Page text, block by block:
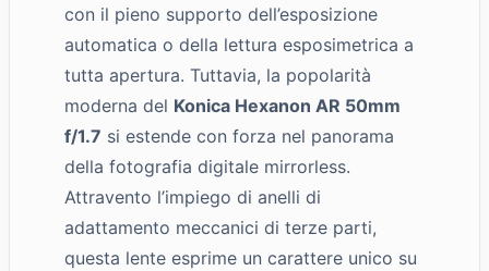
con il pieno supporto dell’esposizione
automatica o della lettura esposimetrica a
tutta apertura. Tuttavia, la popolarità
moderna del Konica Hexanon AR 50mm
f/1.7 si estende con forza nel panorama
della fotografia digitale mirrorless.
Attravento l’impiego di anelli di
adattamento meccanici di terze parti,
questa lente esprime un carattere unico su